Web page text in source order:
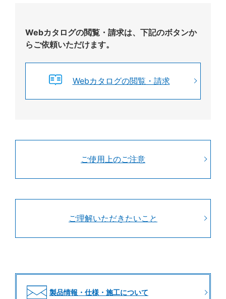
Webカタログの閲覧・請求は、下記のボタンか
らご依頼いただけます。
Webカタログの閲覧・請求
ご使用上のご注意
ご理解いただきたいこと
製品情報・仕様・施工について